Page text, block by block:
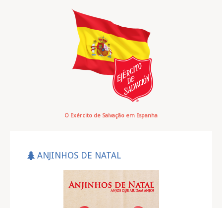
O Exército de Salvação em Espanha
ANJINHOS DE NATAL